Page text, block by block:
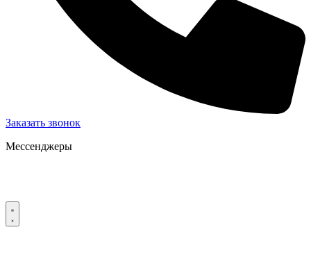
Заказать звонок
Мессенджеры